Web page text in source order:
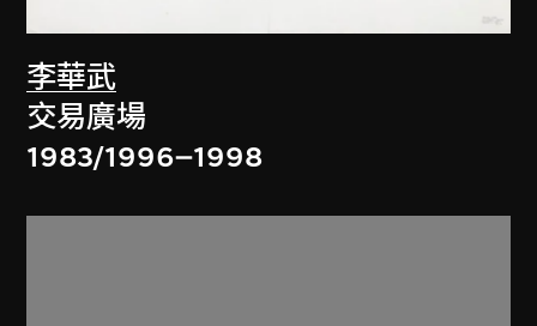
李華武
交易廣場
1983/1996–1998